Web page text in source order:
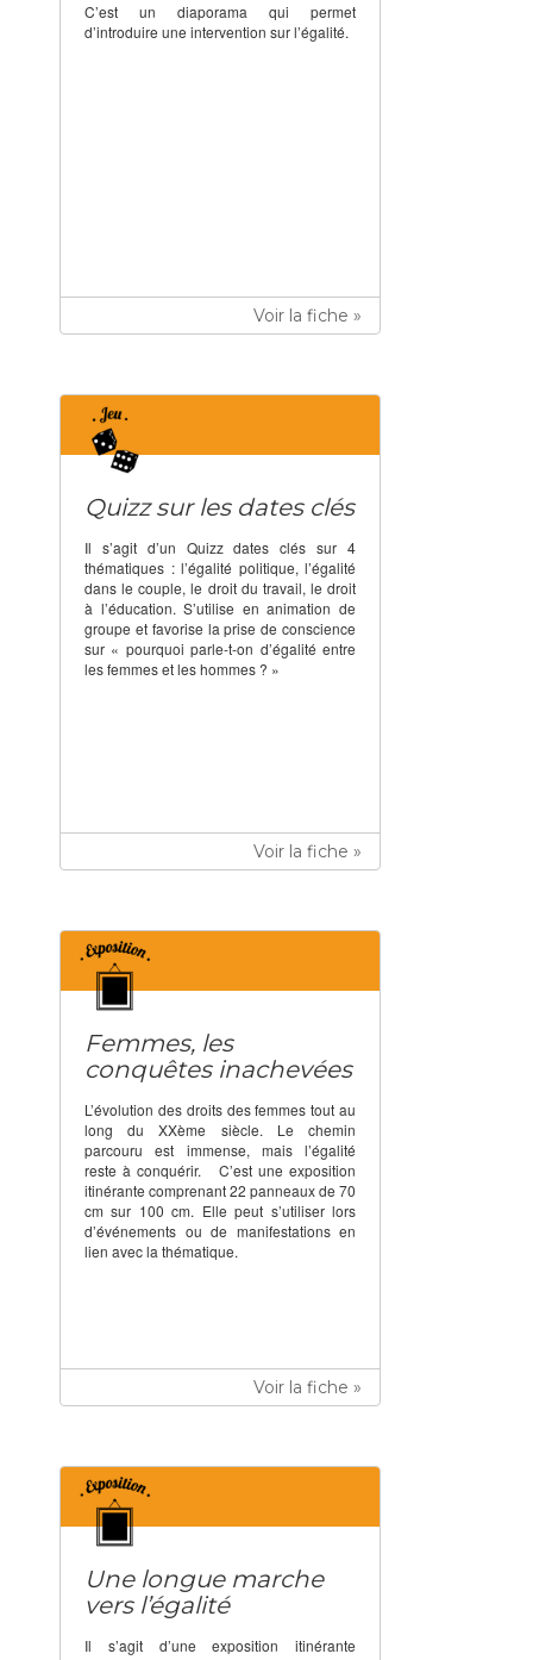
C’est un diaporama qui permet
d’introduire une intervention sur l’égalité.
Voir la fiche »
Quizz sur les dates clés
Il s’agit d’un Quizz dates clés sur 4
thématiques : l’égalité politique, l’égalité
dans le couple, le droit du travail, le droit
à l’éducation. S’utilise en animation de
groupe et favorise la prise de conscience
sur « pourquoi parle-t-on d’égalité entre
les femmes et les hommes ? »
Voir la fiche »
Femmes, les
conquêtes inachevées
L’évolution des droits des femmes tout au
long du XXème siècle. Le chemin
parcouru est immense, mais l’égalité
reste à conquérir. C’est une exposition
itinérante comprenant 22 panneaux de 70
cm sur 100 cm. Elle peut s’utiliser lors
d’événements ou de manifestations en
lien avec la thématique.
Voir la fiche »
Une longue marche
vers l’égalité
Il s’agit d’une exposition itinérante